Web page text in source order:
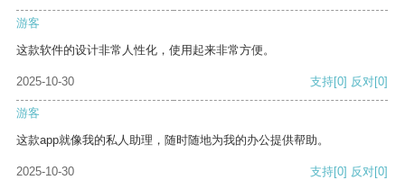
游客
这款软件的设计非常人性化，使用起来非常方便。
2025-10-30 支持[0] 反对[0]
游客
这款app就像我的私人助理，随时随地为我的办公提供帮助。
2025-10-30 支持[0] 反对[0]